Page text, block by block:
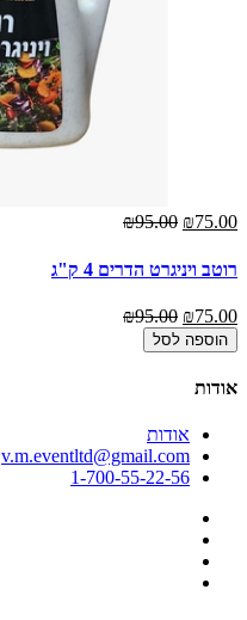
₪75.00
₪95.00
רוטב ויניגרט הדרים 4 ק"ג
₪75.00
₪95.00
הוספה לסל
אודות
אודות
v.m.eventltd@gmail.com
1-700-55-22-56